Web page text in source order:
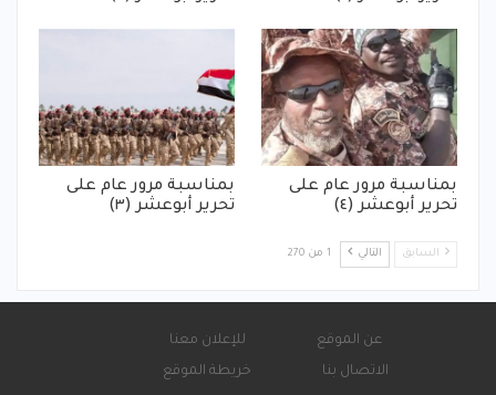
بمناسبة مرور عام على
تحرير أبوعشر (٤)
بمناسبة مرور عام على
تحرير أبوعشر (٣)
السابق التالي 1 من 270
عن الموقع
للإعلان معنا
الاتصال بنا
خريطة الموقع